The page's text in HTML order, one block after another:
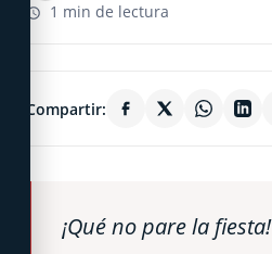
1 min de lectura
Compartir:
¡Qué no pare la fiesta!